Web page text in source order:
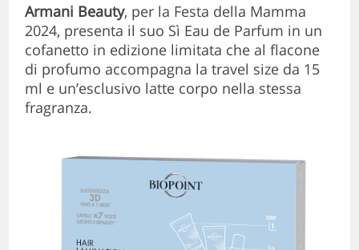
Armani Beauty, per la Festa della Mamma
2024, presenta il suo Sì Eau de Parfum in un
cofanetto in edizione limitata che al flacone
di profumo accompagna la travel size da 15
ml e un’esclusivo latte corpo nella stessa
fragranza.